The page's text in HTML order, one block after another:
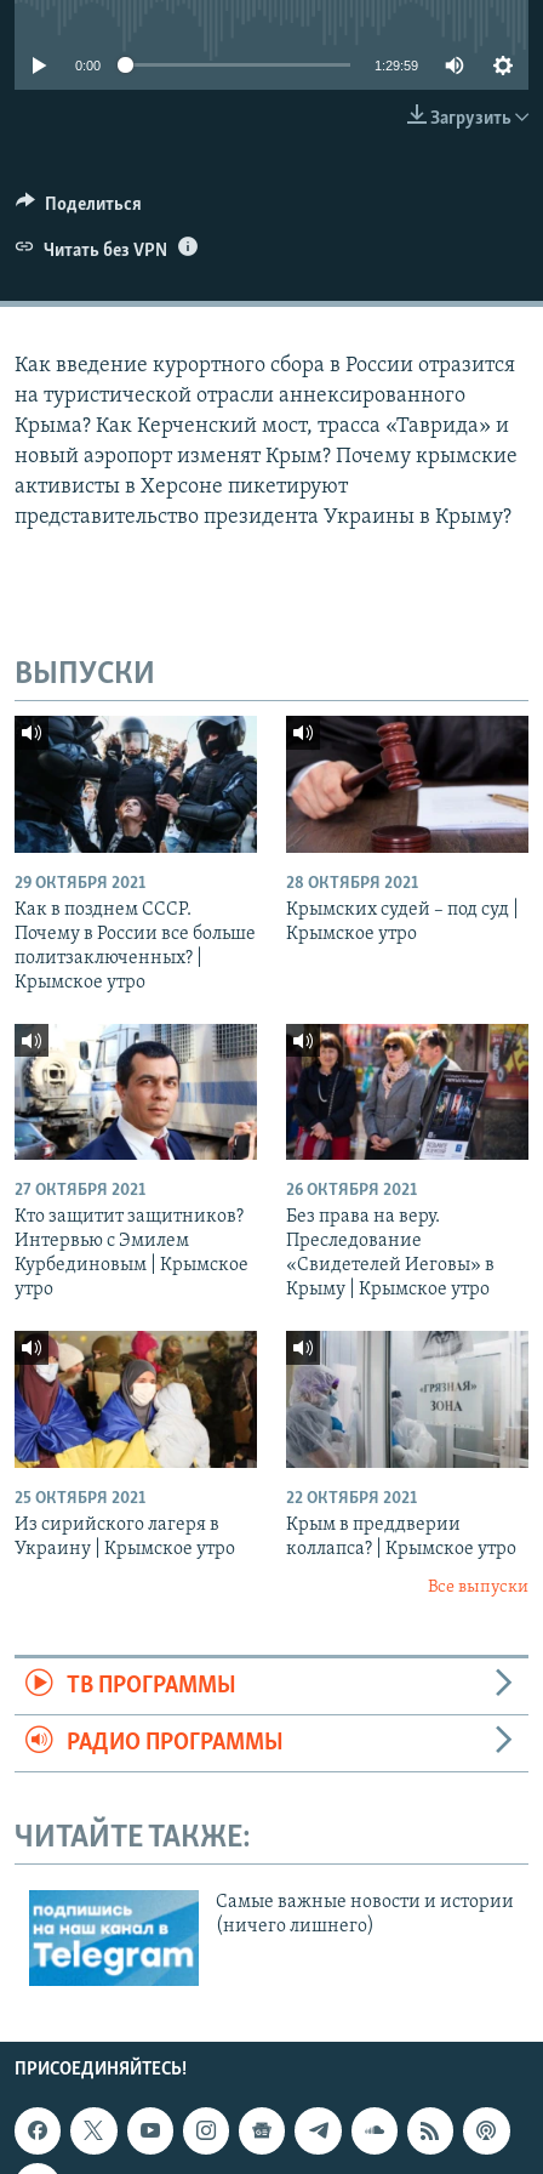
КРЫМ.НЕПОКОРЕННЫЙ
0:00 1:29:59
Загрузить
Поделиться
Читать без VPN
Как введение курортного сбора в России отразится
на туристической отрасли аннексированного
Крыма? Как Керченский мост, трасса «Таврида» и
новый аэропорт изменят Крым? Почему крымские
активисты в Херсоне пикетируют
представительство президента Украины в Крыму?
ВЫПУСКИ
29 ОКТЯБРЯ 2021
Как в позднем СССР.
Почему в России все больше
политзаключенных? |
Крымское утро
28 ОКТЯБРЯ 2021
Крымских судей – под суд |
Крымское утро
27 ОКТЯБРЯ 2021
Кто защитит защитников?
Интервью с Эмилем
Курбединовым | Крымское
утро
26 ОКТЯБРЯ 2021
Без права на веру.
Преследование
«Свидетелей Иеговы» в
Крыму | Крымское утро
25 ОКТЯБРЯ 2021
Из сирийского лагеря в
Украину | Крымское утро
22 ОКТЯБРЯ 2021
Крым в преддверии
коллапса? | Крымское утро
Все выпуски
ТВ ПРОГРАММЫ
РАДИО ПРОГРАММЫ
ЧИТАЙТЕ ТАКЖЕ:
Cамые важные новости и истории
(ничего лишнего)
ПРИСОЕДИНЯЙТЕСЬ!